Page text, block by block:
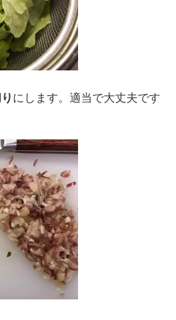
にします。適当で大丈夫です